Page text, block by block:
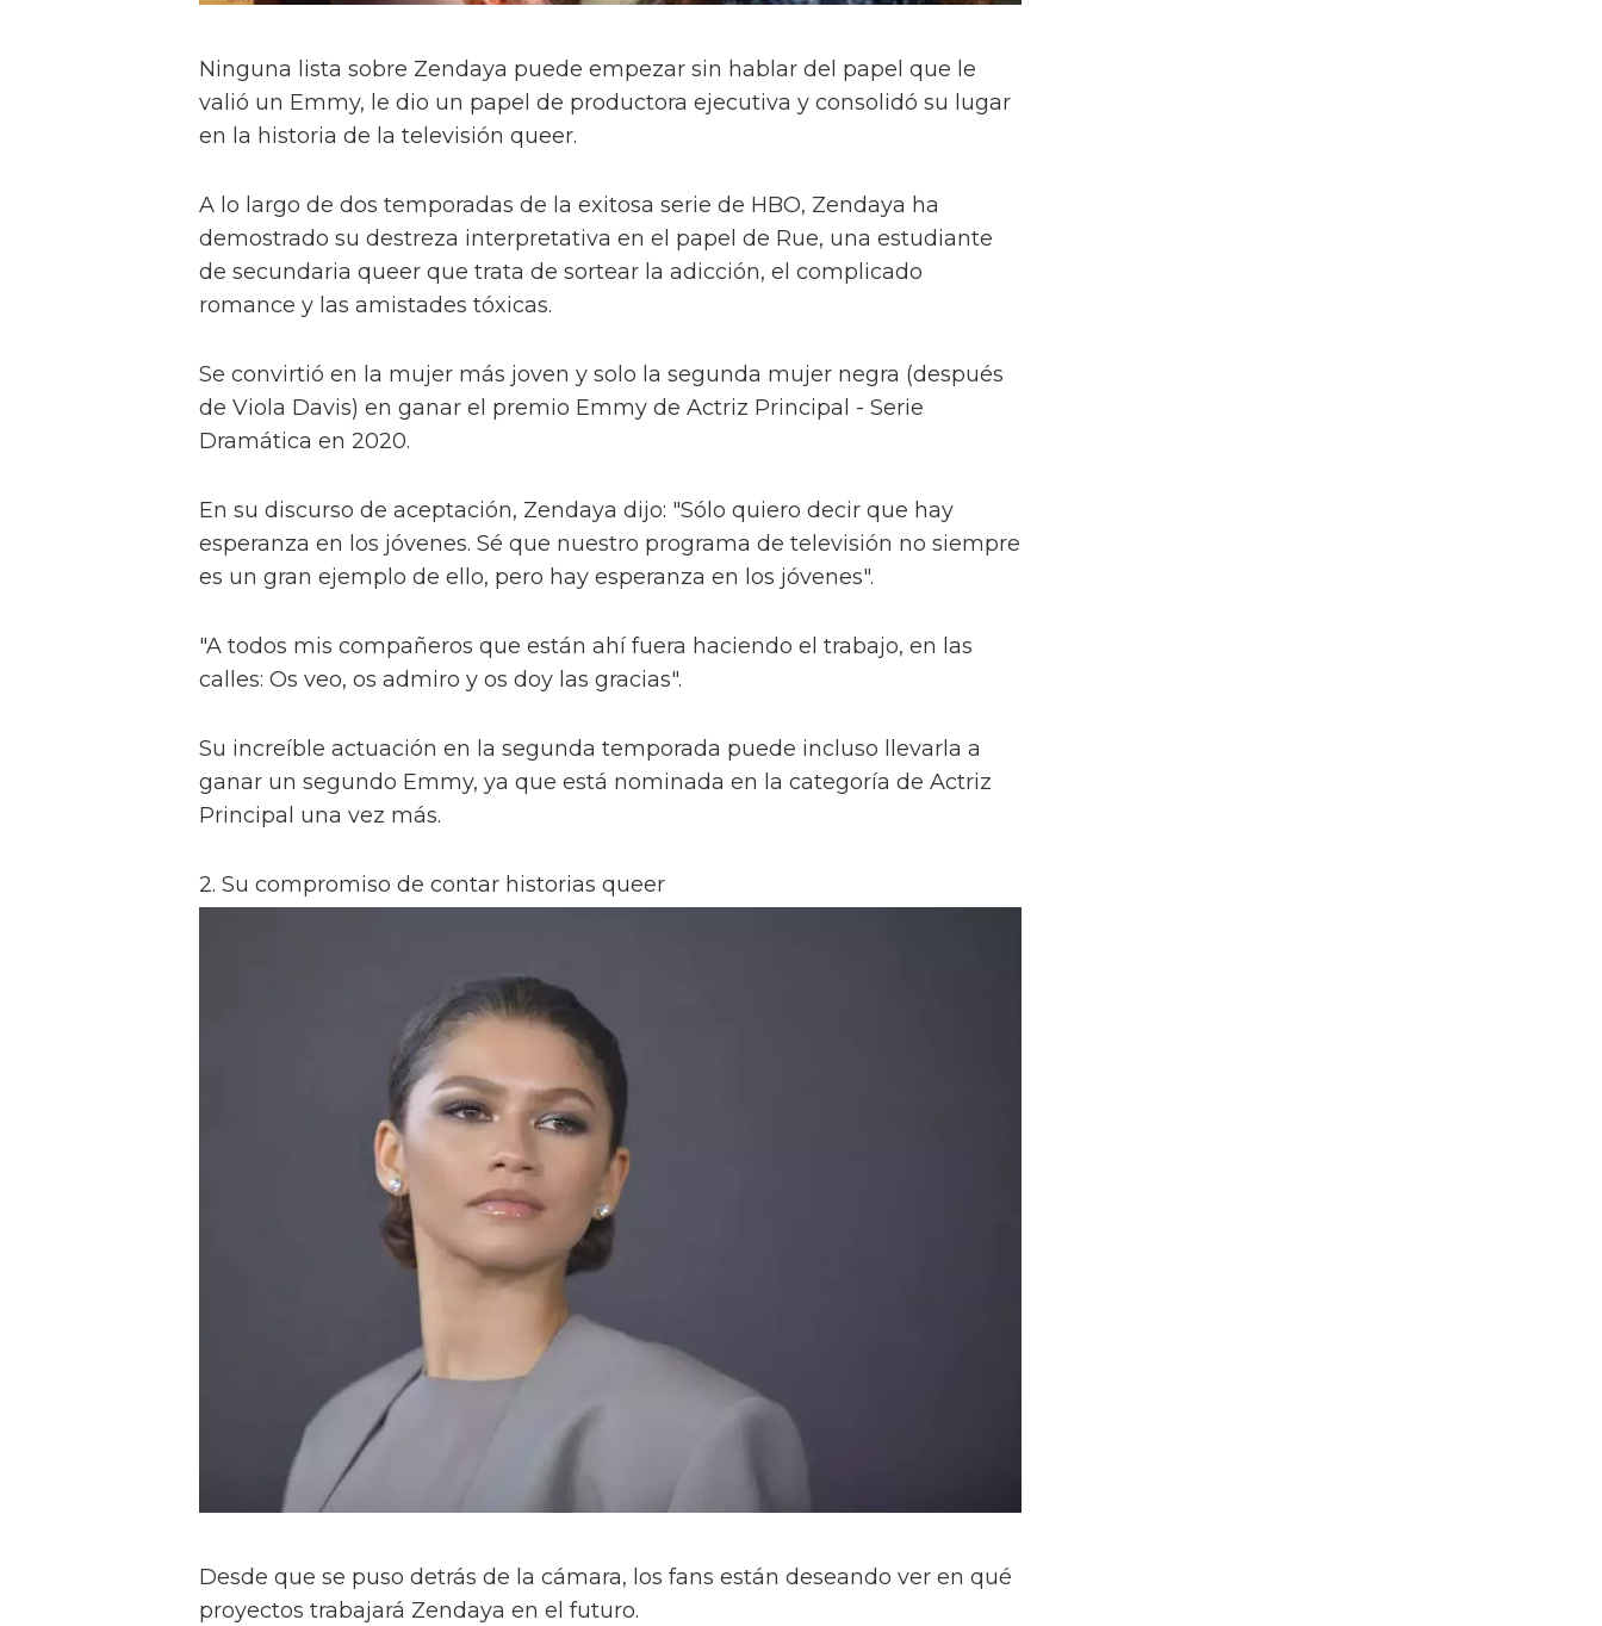
Ninguna lista sobre Zendaya puede empezar sin hablar del papel que le
valió un Emmy, le dio un papel de productora ejecutiva y consolidó su lugar
en la historia de la televisión queer.
A lo largo de dos temporadas de la exitosa serie de HBO, Zendaya ha
demostrado su destreza interpretativa en el papel de Rue, una estudiante
de secundaria queer que trata de sortear la adicción, el complicado
romance y las amistades tóxicas.
Se convirtió en la mujer más joven y solo la segunda mujer negra (después
de Viola Davis) en ganar el premio Emmy de Actriz Principal - Serie
Dramática en 2020.
En su discurso de aceptación, Zendaya dijo: "Sólo quiero decir que hay
esperanza en los jóvenes. Sé que nuestro programa de televisión no siempre
es un gran ejemplo de ello, pero hay esperanza en los jóvenes".
"A todos mis compañeros que están ahí fuera haciendo el trabajo, en las
calles: Os veo, os admiro y os doy las gracias".
Su increíble actuación en la segunda temporada puede incluso llevarla a
ganar un segundo Emmy, ya que está nominada en la categoría de Actriz
Principal una vez más.
2. Su compromiso de contar historias queer
Desde que se puso detrás de la cámara, los fans están deseando ver en qué
proyectos trabajará Zendaya en el futuro.